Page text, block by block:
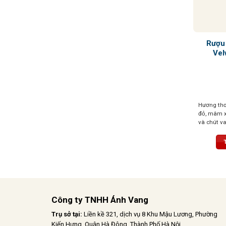
Hương
đỏ, mâm
và chút
bằng.
cuốn hút
Công ty TNHH Ánh Vang
Trụ sở tại: Liền kề 321, dịch vụ 8 Khu Mậu Lương, Phường
Kiến Hưng, Quận Hà Đông, Thành Phố Hà Nội